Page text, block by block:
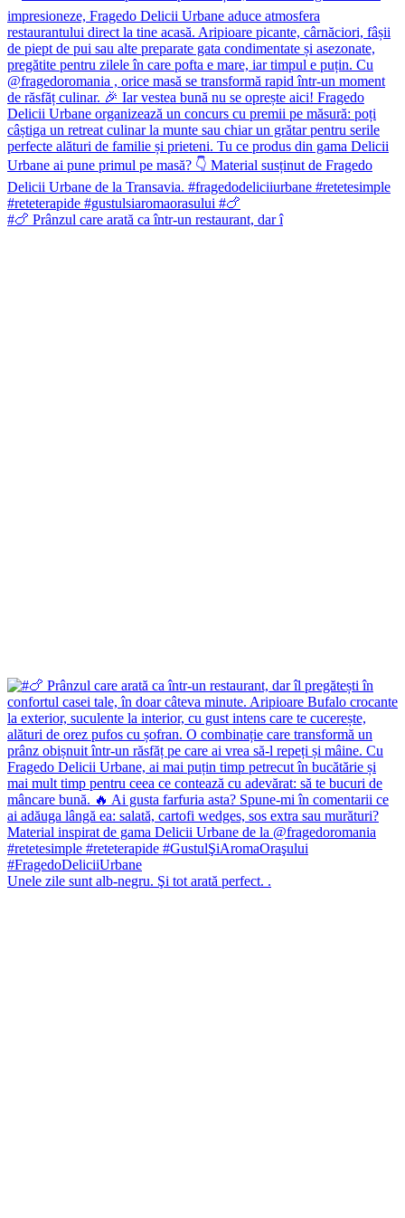
#🍗 Prânzul care arată ca într-un restaurant, dar î
Unele zile sunt alb-negru. Şi tot arată perfect. .